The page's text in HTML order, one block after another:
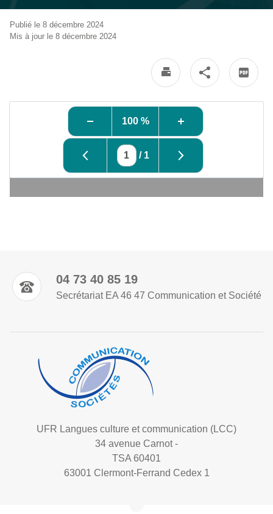
Publié le 8 décembre 2024
Mis à jour le 8 décembre 2024
100 %
/ 1
04 73 40 85 19
Secrétariat EA 46 47 Communication et Société
UFR Langues culture et communication (LCC)
34 avenue Carnot -
TSA 60401
63001 Clermont-Ferrand Cedex 1